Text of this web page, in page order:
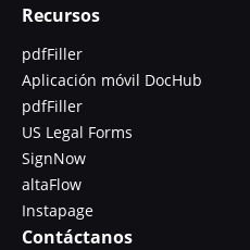
Recursos
pdfFiller
Aplicación móvil DocHub
pdfFiller
US Legal Forms
SignNow
altaFlow
Instapage
Contáctanos